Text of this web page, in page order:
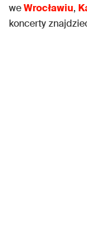
weWrocławiu,
koncerty